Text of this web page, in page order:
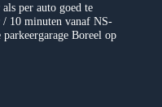
per auto goed te
/ 10 minuten vanaf NS-
Boreel op